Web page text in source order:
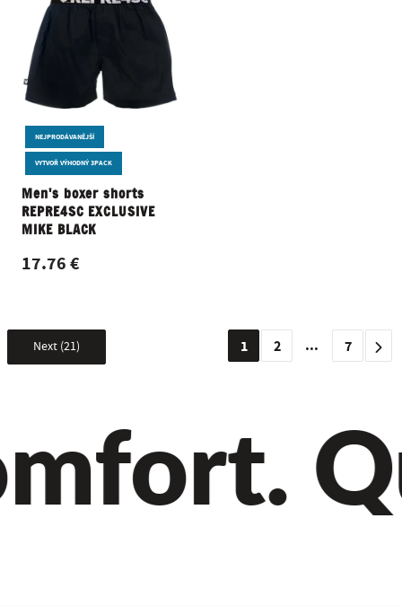
NEJPRODÁVANĚJŠÍ
VYTVOŘ VÝHODNÝ 3PACK
Men's boxer shorts
REPRE4SC EXCLUSIVE
MIKE BLACK
17.76 €
Next (21) 1 2 ... 7